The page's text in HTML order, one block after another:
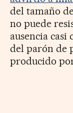
del tamaño
no puede
ausencia casi
del parón de
producido